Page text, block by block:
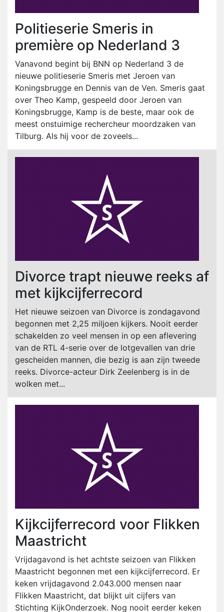
Politieserie Smeris in
première op Nederland 3
Vanavond begint bij BNN op Nederland 3 de
nieuwe politieserie Smeris met Jeroen van
Koningsbrugge en Dennis van de Ven. Smeris gaat
over Theo Kamp, gespeeld door Jeroen van
Koningsbrugge, Kamp is de beste, maar ook de
meest onstuimige rechercheur moordzaken van
Tilburg. Als hij voor de zoveels...
Divorce trapt nieuwe reeks af
met kijkcijferrecord
Het nieuwe seizoen van Divorce is zondagavond
begonnen met 2,25 miljoen kijkers. Nooit eerder
schakelden zo veel mensen in op een aflevering
van de RTL 4-serie over de lotgevallen van drie
gescheiden mannen, die bezig is aan zijn tweede
reeks. Divorce-acteur Dirk Zeelenberg is in de
wolken met...
Kijkcijferrecord voor Flikken
Maastricht
Vrijdagavond is het achtste seizoen van Flikken
Maastricht begonnen met een kijkcijferrecord. Er
keken vrijdagavond 2.043.000 mensen naar
Flikken Maastricht, dat blijkt uit cijfers van
Stichting KijkOnderzoek. Nog nooit eerder keken